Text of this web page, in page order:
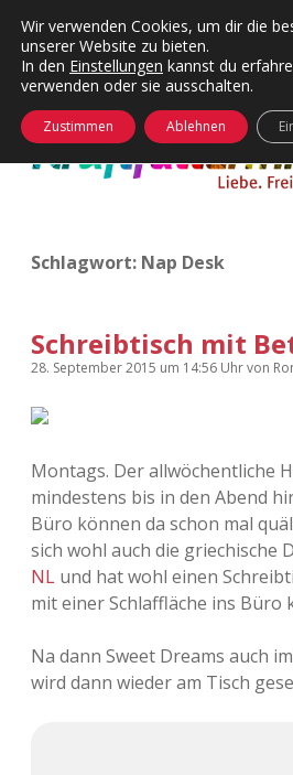
Kategorien
24 Hours
Die Wende
KFMW-Disco
Täglicher
Visuelles
KFMW-
Dates
Contact
Adventskalender
öffnen
Schlagwort: Nap Desk
Schreibtisch mit
28. September 2015 um 14:56 Uhrvon
Montags. Der allwöchentliche
mindestens bis in den Abend
Büro können da schon mal
sich wohl auch die griechische
NL und hat wohl einen
mit einer Schlaffläche ins Büro
Na dann Sweet Dreams auch
wird dann wieder am Tisch
Wir verwenden Cookies, um dir die
unserer Website zu bieten.
In den Einstellungen kannst du
verwenden oder sie ausschalten.
Zustimmen Ablehnen